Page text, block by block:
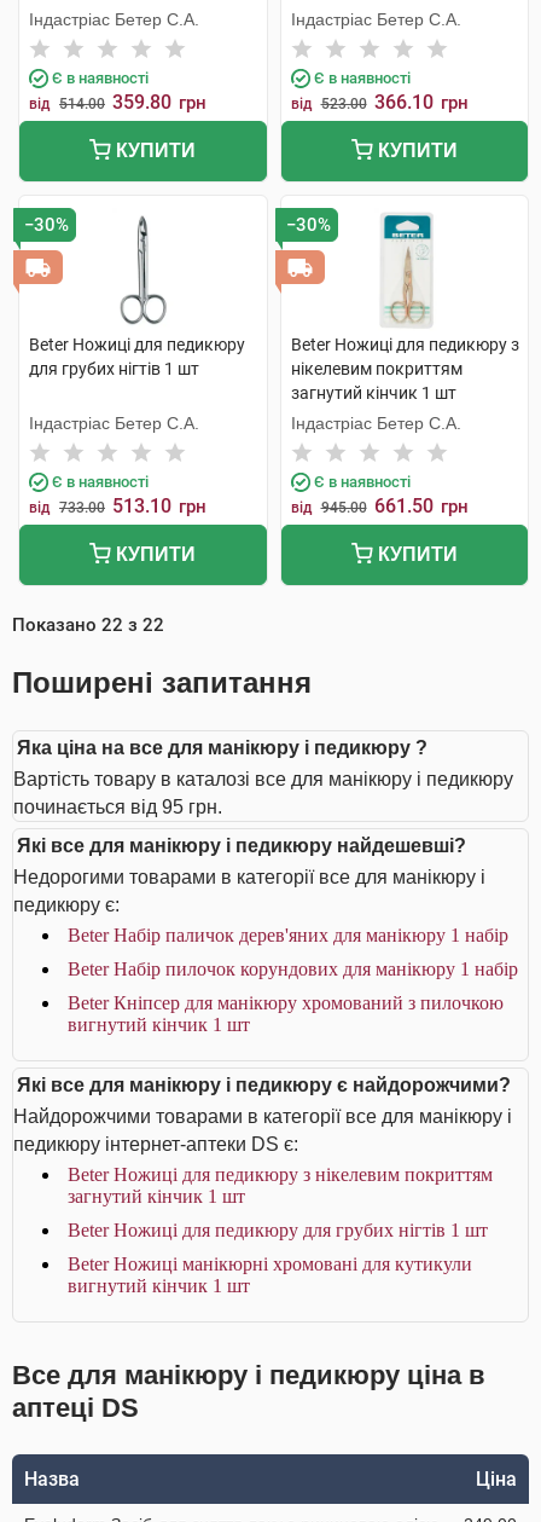
Індастріас Бетер С.А.
Є в наявності
від 514.00 359.80 грн
КУПИТИ
Індастріас Бетер С.А.
Є в наявності
від 523.00 366.10 грн
КУПИТИ
−30%
Beter Ножиці для педикюру
для грубих нігтів 1 шт
Індастріас Бетер С.А.
Є в наявності
від 733.00 513.10 грн
КУПИТИ
−30%
Beter Ножиці для педикюру з
нікелевим покриттям
загнутий кінчик 1 шт
Індастріас Бетер С.А.
Є в наявності
від 945.00 661.50 грн
КУПИТИ
Показано 22 з 22
Поширені запитання
Яка ціна на все для манікюру і педикюру ?
Вартість товару в каталозі все для манікюру і педикюру
починається від 95 грн.
Які все для манікюру і педикюру найдешевші?
Недорогими товарами в категорії все для манікюру і
педикюру є:
Beter Набір паличок дерев'яних для манікюру 1 набір
Beter Набір пилочок корундових для манікюру 1 набір
Beter Кніпсер для манікюру хромований з пилочкою
вигнутий кінчик 1 шт
Які все для манікюру і педикюру є найдорожчими?
Найдорожчими товарами в категорії все для манікюру і
педикюру інтернет-аптеки DS є:
Beter Ножиці для педикюру з нікелевим покриттям
загнутий кінчик 1 шт
Beter Ножиці для педикюру для грубих нігтів 1 шт
Beter Ножиці манікюрні хромовані для кутикули
вигнутий кінчик 1 шт
Все для манікюру і педикюру ціна в
аптеці DS
Назва Ціна